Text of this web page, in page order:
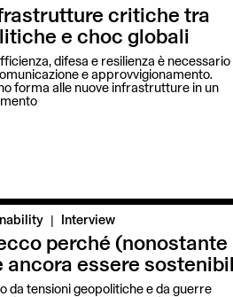
critiche tra
e choc globali
difesa e resilienza è necessario
e approvvigionamento.
forma alle nuove infrastrutture in un
Interview
perché (nonostante
ancora essere
da tensioni geopolitiche e da guerre